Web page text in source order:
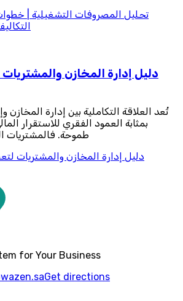
تحليل المصروفات التشغيلية |
دليل إدارة المخازن والمشتريات
تُعد العلاقة التكاملية بين إدارة المخازن
بمثابة العمود الفقري للاستقرار
طموحة. فالمشتريات
دليل إدارة المخازن والمشتريات
for Your Business
Get directions